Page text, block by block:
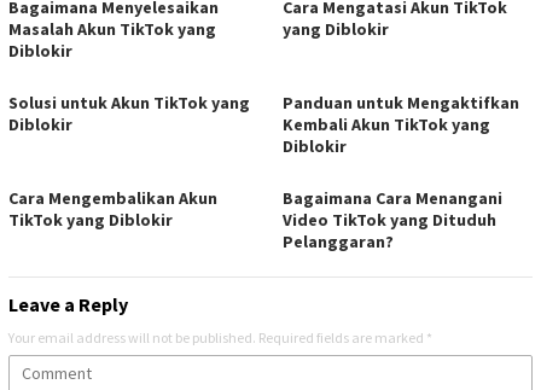
Bagaimana Menyelesaikan
Masalah Akun TikTok yang
Diblokir
Cara Mengatasi Akun TikTok
yang Diblokir
Solusi untuk Akun TikTok yang
Diblokir
Panduan untuk Mengaktifkan
Kembali Akun TikTok yang
Diblokir
Cara Mengembalikan Akun
TikTok yang Diblokir
Bagaimana Cara Menangani
Video TikTok yang Dituduh
Pelanggaran?
Leave a Reply
Your email address will not be published. Required fields are marked *